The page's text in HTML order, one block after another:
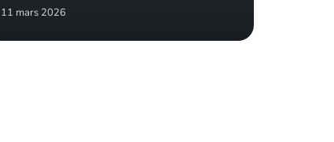
11 mars 2026